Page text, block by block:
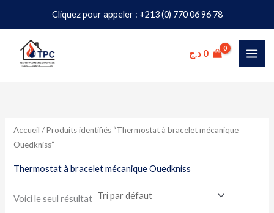
Cliquez pour appeler : +213 (0) 770 06 96 78
contenu
0 د.ج
Accueil / Produits identifiés “Thermostat à bracelet mécanique
Ouedkniss”
Thermostat à bracelet mécanique Ouedkniss
Voici le seul résultat